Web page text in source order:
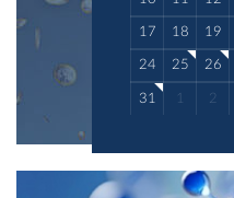
17 18 19
24 25 26
31 1 2